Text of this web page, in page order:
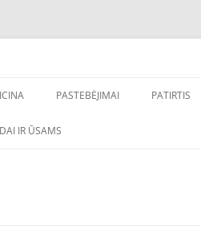
PASTEBĖJIMAI PATIRTIS
IR ŪSAMS